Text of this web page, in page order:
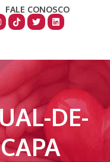
FALE CONOSCO
DE-